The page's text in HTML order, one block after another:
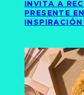
INVITA A
PRESENTE